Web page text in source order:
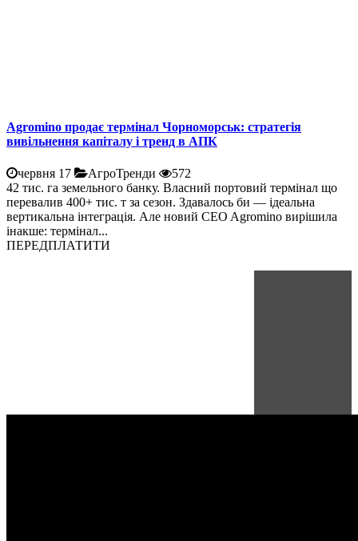
Agromino продає термінал Чорноморськ: стратегія
вивільнення капіталу і тренд в АПК
червня 17 АгроТренди
572
42 тис. га земельного банку. Власний портовий термінал що
перевалив 400+ тис. т за сезон. Здавалось би — ідеальна
вертикальна інтеграція. Але новий CEO Agromino вирішила
інакше: термінал...
ПЕРЕДПЛАТИТИ